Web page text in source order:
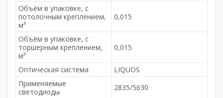
Объём в упаковке, с
потолочным креплением,
м³
0,015
Объём в упаковке, с
торшерным креплением,
м³
0,015
Оптическая система
LIQUOS
Применяемые
светодиоды
2835/5630